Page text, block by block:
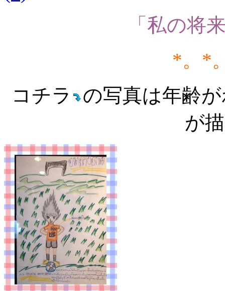
「私の将
*。*
コチラ
の写真は年齢
が